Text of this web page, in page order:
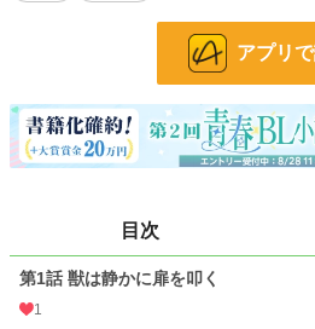
黎は亡き母が遺した「幻の香水」を再現させ
自己犠牲を「愚か」と断じる黎と、利己主義
反発しあう二人の魂は、香りを介して互いの
い……。
つ、執着と救済の物語。
小説 228,585 位 / 228,585 件
アプリ
目次
第1話 獣は静かに扉を叩く
1